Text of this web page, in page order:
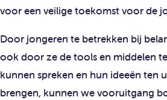
voor een veilige toekomst voor de
Door jongeren te betrekken bij
ook door ze de tools en middelen
kunnen spreken en hun ideeën ten
brengen, kunnen we vooruitgang